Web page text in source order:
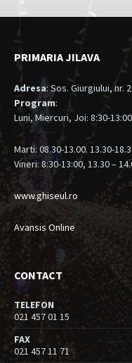
PRIMARIA JILAVA
Adresa: Sos. Giurgiului, nr.
Program:
Luni, Miercuri, Joi: 8:30-
Marti: 08.30-13.00. 13.30-
Vineri: 8:30-13:00, 13.30 –
www.ghiseul.ro
Avansis Online
CONTACT
TELEFON
021 457 01 15
FAX
021 457 11 71